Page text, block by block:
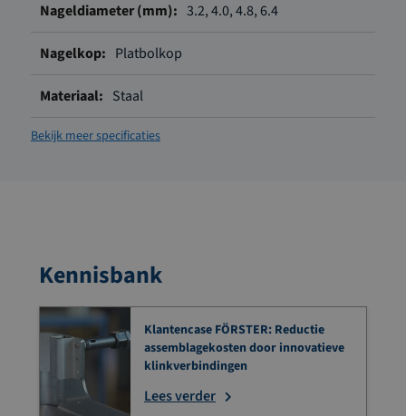
3.2, 4.0, 4.8, 6.4
Platbolkop
Staal
Bekijk meer specificaties
Kennisbank
Klantencase FÖRSTER: Reductie
assemblagekosten door innovatieve
klinkverbindingen
Lees verder